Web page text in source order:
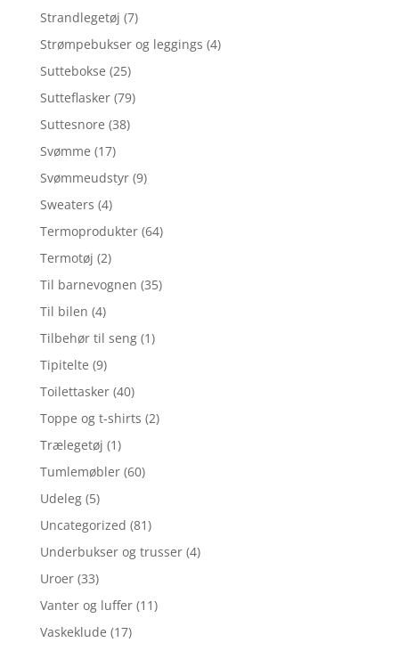
Strandlegetøj (7)
Strømpebukser og leggings (4)
Suttebokse (25)
Sutteflasker (79)
Suttesnore (38)
Svømme (17)
Svømmeudstyr (9)
Sweaters (4)
Termoprodukter (64)
Termotøj (2)
Til barnevognen (35)
Til bilen (4)
Tilbehør til seng (1)
Tipitelte (9)
Toilettasker (40)
Toppe og t-shirts (2)
Trælegetøj (1)
Tumlemøbler (60)
Udeleg (5)
Uncategorized (81)
Underbukser og trusser (4)
Uroer (33)
Vanter og luffer (11)
Vaskeklude (17)